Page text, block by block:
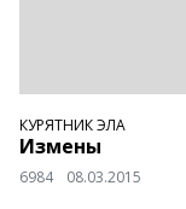
КУРЯТНИК ЭЛА
Измены
6984 08.03.2015